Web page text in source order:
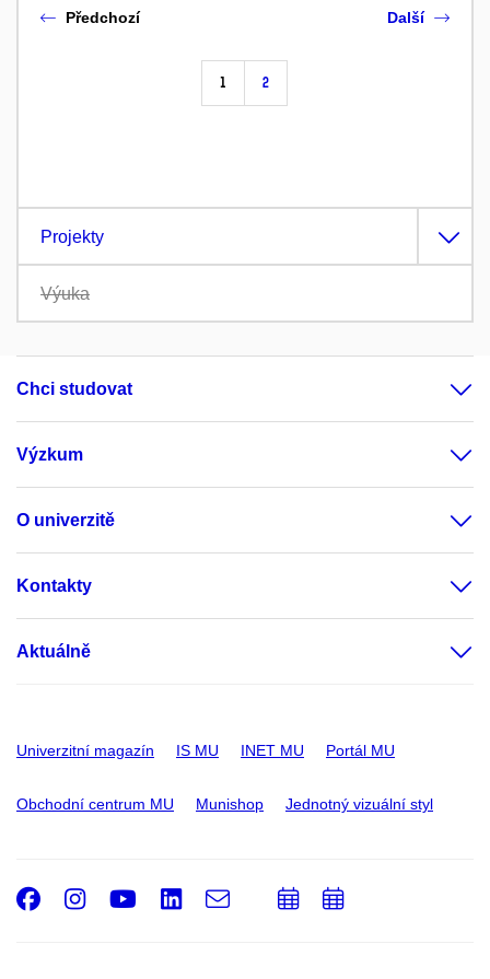
Předchozí
1 2
Další
Projekty
Výuka
Chci studovat
Výzkum
O univerzitě
Kontakty
Aktuálně
Univerzitní magazín IS MU INET MU Portál MU
Obchodní centrum MU Munishop Jednotný vizuální styl
Facebook
Instagram
Youtube
LinkedIn
e-
PřidatPřidat